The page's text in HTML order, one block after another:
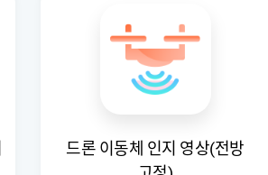
드론 이동체 인지 영상(전방